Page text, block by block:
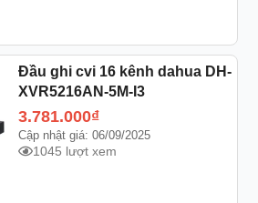
Đầu ghi cvi 16 kênh dahua DH-
XVR5216AN-5M-I3
3.781.000₫
Cập nhật giá: 06/09/2025
1045 lượt xem